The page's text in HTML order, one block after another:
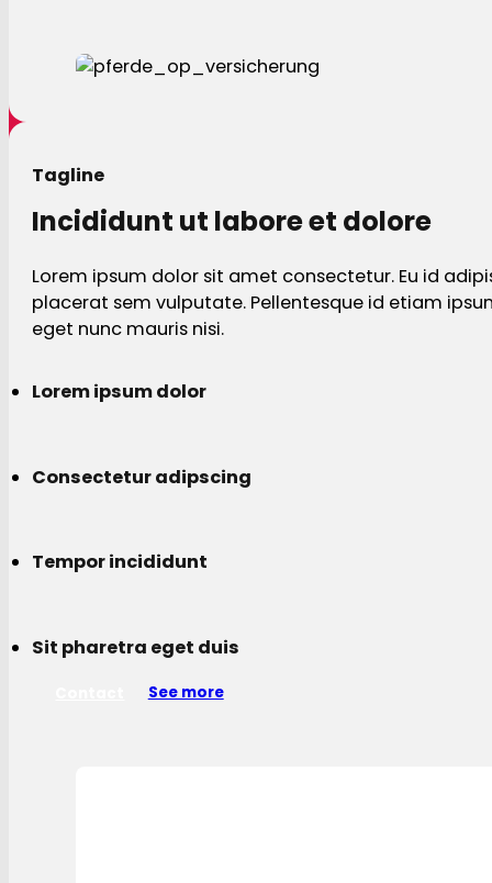
Tagline
Incididunt ut labore et dolore
Lorem ipsum dolor sit amet consectetur. Eu id
placerat sem vulputate. Pellentesque id etiam
eget nunc mauris nisi.
Lorem ipsum dolor
Consectetur adipscing
Tempor incididunt
Sit pharetra eget duis
See more